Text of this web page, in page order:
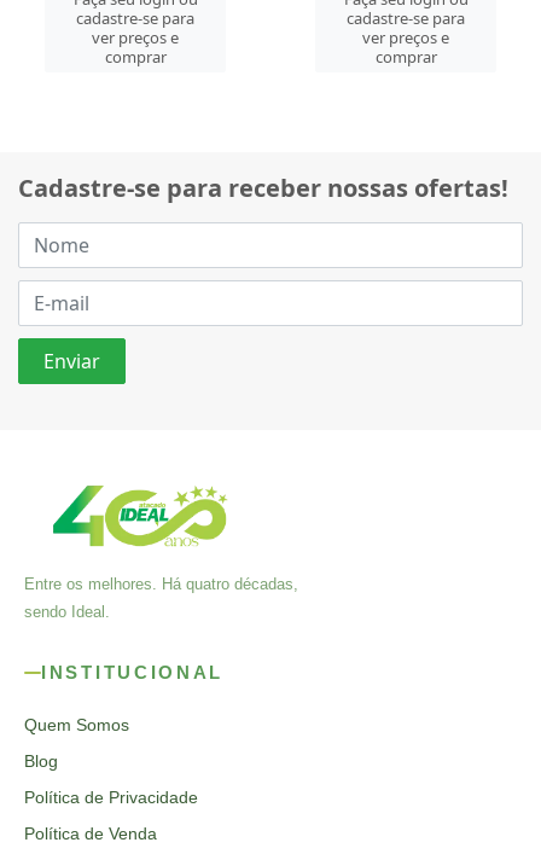
cadastre-se para
ver preços e
comprar
cadastre-se para
ver preços e
comprar
Cadastre-se para receber nossas ofertas!
Entre os melhores. Há quatro décadas,
sendo Ideal.
INSTITUCIONAL
Quem Somos
Blog
Política de Privacidade
Política de Venda